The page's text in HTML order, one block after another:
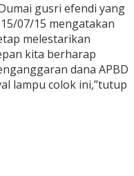
gusri efendi yang
07/15 mengatakan
melestarikan
kita berharap
dana APBD
lampu colok ini,”tutup